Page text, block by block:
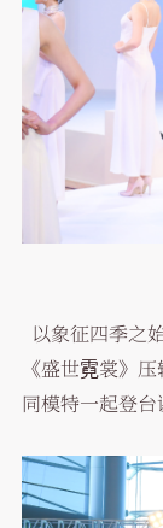
以象征四季之
《盛世霓裳》
同模特一起登台